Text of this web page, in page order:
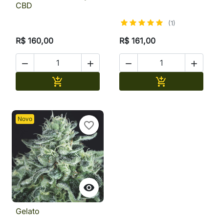
CBD
R$ 160,00
 

(1)
R$ 161,00
 

Novo

favorite_border
Gelato